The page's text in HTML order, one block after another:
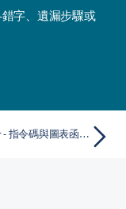
字、遺漏步驟或
TTest_lower - 指令碼與圖表函數